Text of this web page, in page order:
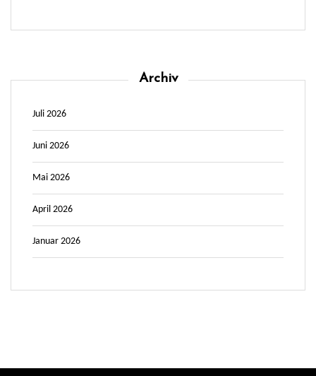
Archiv
Juli 2026
Juni 2026
Mai 2026
April 2026
Januar 2026